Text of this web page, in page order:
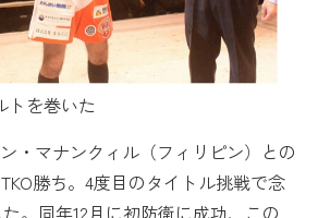
トを巻いた
・マナンクィル（フィリピン）との
勝ち。4度目のタイトル挑戦で念
。同年12月に初防衛に成功、この